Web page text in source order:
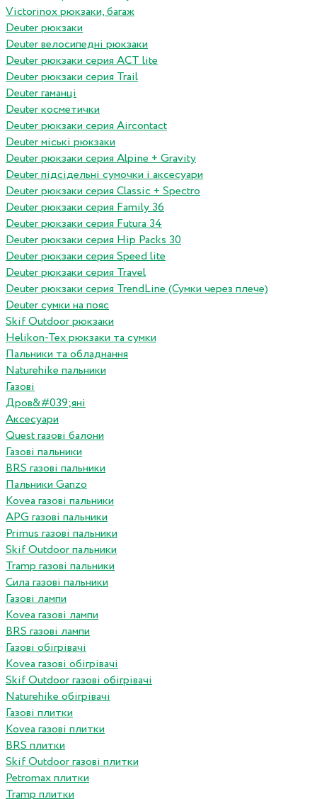
Victorinox рюкзаки, багаж
Deuter рюкзаки
Deuter велосипедні рюкзаки
Deuter рюкзаки серия ACT lite
Deuter рюкзаки серия Trail
Deuter гаманці
Deuter косметички
Deuter рюкзаки серия Aircontact
Deuter міські рюкзаки
Deuter рюкзаки серия Alpine + Gravity
Deuter підсідельні сумочки і аксесуари
Deuter рюкзаки серия Classic + Spectro
Deuter рюкзаки серия Family 36
Deuter рюкзаки серия Futura 34
Deuter рюкзаки серия Hip Packs 30
Deuter рюкзаки серия Speed lite
Deuter рюкзаки серия Travel
Deuter рюкзаки серия TrendLine (Сумки через плече)
Deuter сумки на пояс
Skif Outdoor рюкзаки
Helikon-Tex рюкзаки та сумки
Пальники та обладнання
Naturehike пальники
Газові
Дров&#039;яні
Аксесуари
Quest газові балони
Газові пальники
BRS газові пальники
Пальники Ganzo
Kovea газові пальники
APG газові пальники
Primus газові пальники
Skif Outdoor пальники
Tramp газові пальники
Сила газові пальники
Газові лампи
Kovea газові лампи
BRS газові лампи
Газові обігрівачі
Kovea газові обігрівачі
Skif Outdoor газові обігрівачі
Naturehike обігрівачі
Газові плитки
Kovea газові плитки
BRS плитки
Skif Outdoor газові плитки
Petromax плитки
Tramp плитки